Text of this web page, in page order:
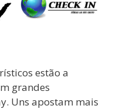
estão a
grandes
Uns apostam mais